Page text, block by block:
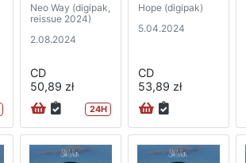
Neo Way (digipak,
reissue 2024)
2.08.2024
CD
50,89 zł
24H
Hope (digipak)
5.04.2024
CD
53,89 zł